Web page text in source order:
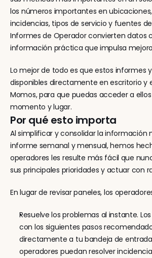
los números importantes en
incidencias, tipos de servicio y fuentes
Informes de Operador convierten datos
información práctica que impulsa
Lo mejor de todo es que estos informes
disponibles directamente en escritorio y
Momos, para que puedas acceder a
momento y lugar.
Por qué esto importa
Al simplificar y consolidar la información
informe semanal y mensual, hemos
operadores les resulte más fácil que
sus principales prioridades y actuar con
En lugar de revisar paneles, los
Resuelve los problemas al instante.
con los siguientes pasos
directamente a tu bandeja de
operadores puedan resolver